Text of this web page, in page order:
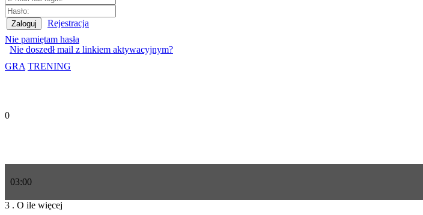
Rejestracja
Nie pamiętam hasła
Nie doszedł mail z linkiem aktywacyjnym?
GRA TRENING
0
03:00
3 . O ile więcej